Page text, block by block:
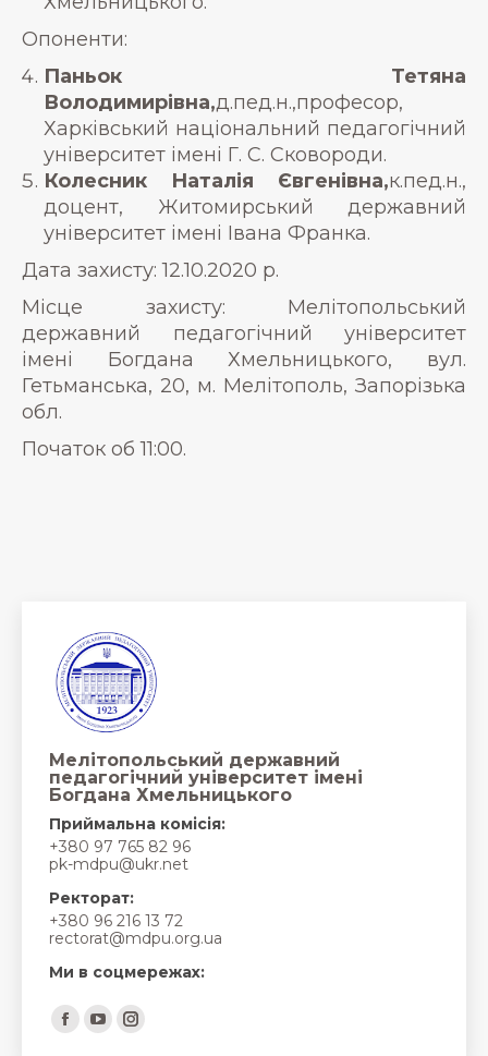
Опоненти:
Паньок Тетяна
Володимирівна,д.пед.н.,професор,
Харківський національний педагогічний
університет імені Г. С. Сковороди.
Колесник Наталія Євгенівна,к.пед.н.,
доцент, Житомирський державний
університет імені Івана Франка.
Дата захисту: 12.10.2020 р.
Місце захисту: Мелітопольський
державний педагогічний університет
імені Богдана Хмельницького, вул.
Гетьманська, 20, м. Мелітополь, Запорізька
обл.
Початок об 11:00.
Мелітопольський державний
педагогічний університет імені
Богдана Хмельницького
Приймальна комісія:
+380 97 765 82 96
pk-mdpu@ukr.net
Ректорат:
+380 96 216 13 72
rectorat@mdpu.org.ua
Ми в соцмережах:
Find us on:
Facebook
YouTubeInstagram